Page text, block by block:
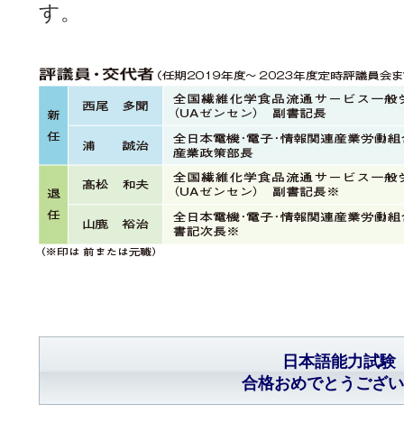
す。
日本語能力試験
合格おめでとうござ